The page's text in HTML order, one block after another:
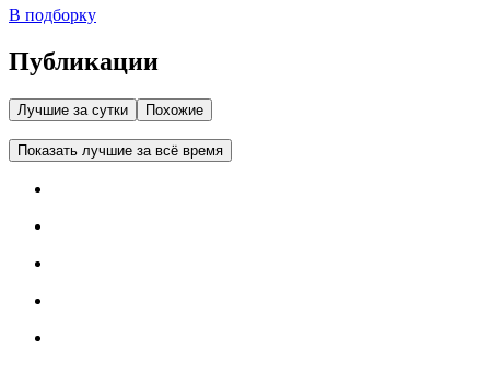
В подборку
Публикации
Лучшие за сутки Похожие
Показать лучшие за всё время